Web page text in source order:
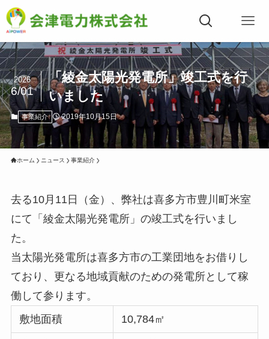
「綾金太陽光発電所」竣工式を行
いました
2026
6/01
事業紹介 2019年10月15日
ホーム ニュース 事業紹介
去る10月11日（金）、弊社は喜多方市豊川町米室
にて「綾金太陽光発電所」の竣工式を行いまし
た。
当太陽光発電所は喜多方市の工業団地をお借りし
ており、更なる地域貢献のための発電所として稼
働して参ります。
敷地面積
10,784㎡